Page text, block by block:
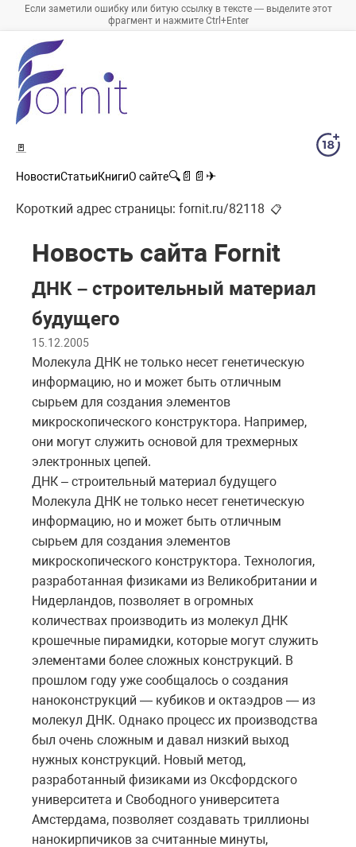
Если заметили ошибку или битую ссылку в тексте — выделите этот
фрагмент и нажмите Ctrl+Enter
🚪
НовостиСтатьиКнигиО сайте🔍 📄 📄 ✈
Короткий адрес страницы: fornit.ru/82118 📋
Новость сайта Fornit
ДНК – строительный материал
будущего
15.12.2005
Молекула ДНК не только несет генетическую
информацию, но и может быть отличным
сырьем для создания элементов
микроскопического конструктора. Например,
они могут служить основой для трехмерных
электронных цепей.
ДНК – строительный материал будущего
Молекула ДНК не только несет генетическую
информацию, но и может быть отличным
сырьем для создания элементов
микроскопического конструктора. Технология,
разработанная физиками из Великобритании и
Нидерландов, позволяет в огромных
количествах производить из молекул ДНК
крошечные пирамидки, которые могут служить
элементами более сложных конструкций. В
прошлом году уже сообщалось о создания
наноконструкций — кубиков и октаэдров — из
молекул ДНК. Однако процесс их производства
был очень сложным и давал низкий выход
нужных конструкций. Новый метод,
разработанный физиками из Оксфордского
университета и Свободного университета
Амстердама, позволяет создавать триллионы
нанокирпичиков за считанные минуты,